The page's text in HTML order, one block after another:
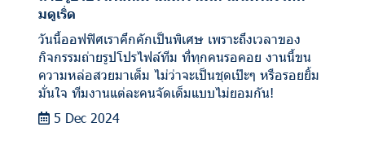
มดูเริ่ด
วันนี้ออฟฟิศเราคึกคักเป็นพิเศษ เพราะถึงเวลาของ
กิจกรรมถ่ายรูปโปรไฟล์ทีม ที่ทุกคนรอคอย งานนี้ขน
ความหล่อสวยมาเต็ม ไม่ว่าจะเป็นชุดเป๊ะๆ หรือรอยยิ้ม
มั่นใจ ทีมงานแต่ละคนจัดเต็มแบบไม่ยอมกัน!
5 Dec 2024